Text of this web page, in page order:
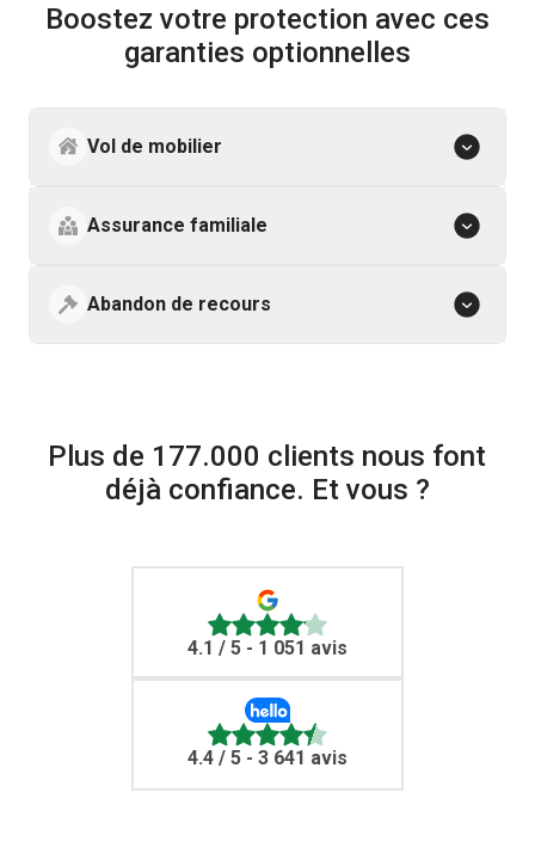
Boostez votre protection avec ces
garanties optionnelles
Vol de mobilier
Assurance familiale
Abandon de recours
Plus de 177.000 clients nous font
déjà confiance. Et vous ?
4.1 / 5 - 1 051 avis
4.4 / 5 - 3 641 avis